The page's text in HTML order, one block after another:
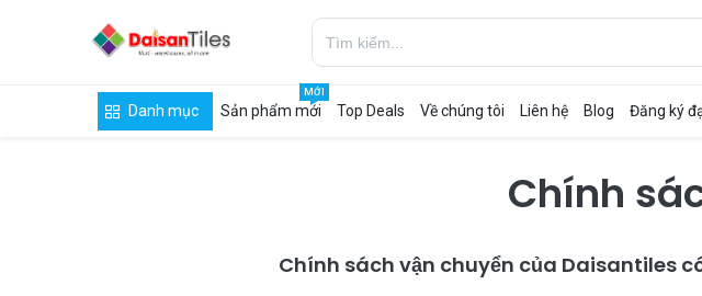
Danh mục Sản phẩm mới
MỚI
Top Deals Về chúng tôi Liên hệ Blog Đăng ký
Chính
Chính sách vận chuyển của Daisantiles